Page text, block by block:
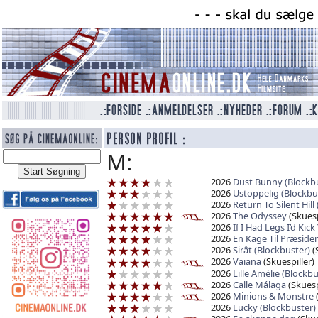
M:
2026 Dust Bunny
2026 Ustoppelig
2026 Return To Silent
2026The Odyssey
2026If I Had Legs I’d
2026 En Kage Til
2026Sirât (Blockbuster)
2026Vaiana(Skuespiller)
2026 Lille Amélie
2026Calle Málaga
2026 Minions & Monstre
2026 Lucky (Blockbuster)